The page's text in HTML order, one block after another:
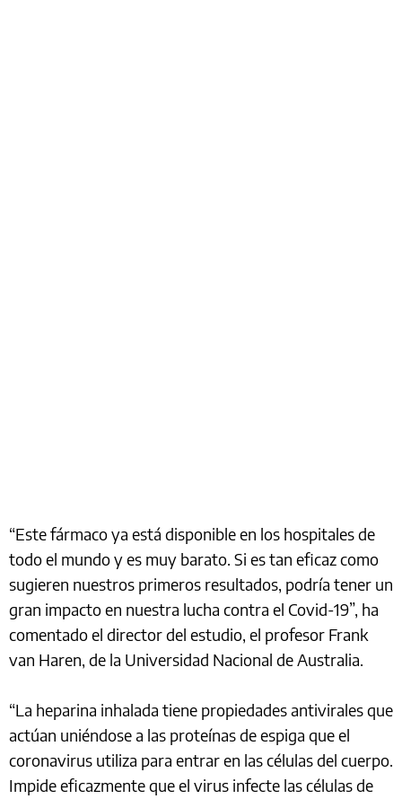
“Este fármaco ya está disponible en los hospitales de
todo el mundo y es muy barato. Si es tan eficaz como
sugieren nuestros primeros resultados, podría tener un
gran impacto en nuestra lucha contra el Covid-19”, ha
comentado el director del estudio, el profesor Frank
van Haren, de la Universidad Nacional de Australia.
“La heparina inhalada tiene propiedades antivirales que
actúan uniéndose a las proteínas de espiga que el
coronavirus utiliza para entrar en las células del cuerpo.
Impide eficazmente que el virus infecte las células de